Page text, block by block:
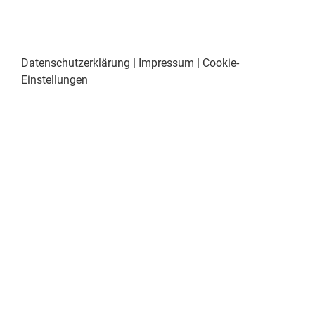
Datenschutzerklärung | Impressum | Cookie-
Einstellungen